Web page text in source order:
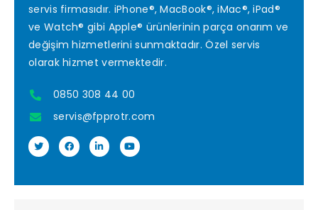
servis firmasıdır. iPhone®, MacBook®, iMac®, iPad®
ve Watch® gibi Apple® ürünlerinin parça onarım ve
değişim hizmetlerini sunmaktadır. Özel servis
olarak hizmet vermektedir.
0850 308 44 00
servis@fpprotr.com